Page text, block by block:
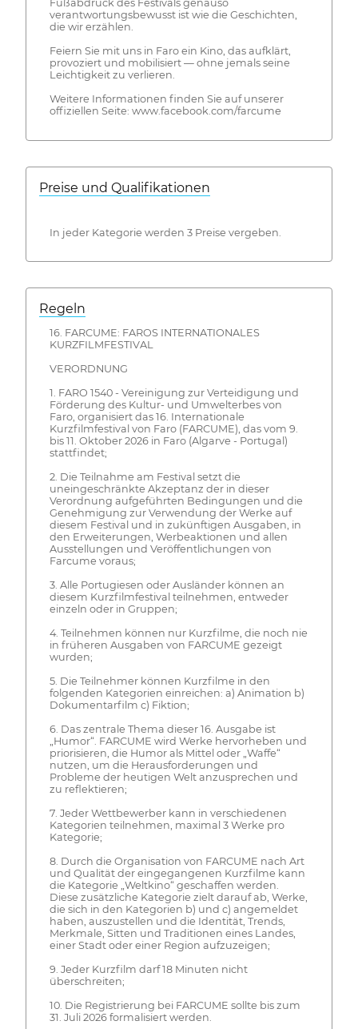
Fußabdruck des Festivals genauso
verantwortungsbewusst ist wie die Geschichten,
die wir erzählen.
Feiern Sie mit uns in Faro ein Kino, das aufklärt,
provoziert und mobilisiert — ohne jemals seine
Leichtigkeit zu verlieren.
Weitere Informationen finden Sie auf unserer
offiziellen Seite: www.facebook.com/farcume
Preise und Qualifikationen
In jeder Kategorie werden 3 Preise vergeben.
Regeln
16. FARCUME: FAROS INTERNATIONALES
KURZFILMFESTIVAL
VERORDNUNG
1. FARO 1540 - Vereinigung zur Verteidigung und
Förderung des Kultur- und Umwelterbes von
Faro, organisiert das 16. Internationale
Kurzfilmfestival von Faro (FARCUME), das vom 9.
bis 11. Oktober 2026 in Faro (Algarve - Portugal)
stattfindet;
2. Die Teilnahme am Festival setzt die
uneingeschränkte Akzeptanz der in dieser
Verordnung aufgeführten Bedingungen und die
Genehmigung zur Verwendung der Werke auf
diesem Festival und in zukünftigen Ausgaben, in
den Erweiterungen, Werbeaktionen und allen
Ausstellungen und Veröffentlichungen von
Farcume voraus;
3. Alle Portugiesen oder Ausländer können an
diesem Kurzfilmfestival teilnehmen, entweder
einzeln oder in Gruppen;
4. Teilnehmen können nur Kurzfilme, die noch nie
in früheren Ausgaben von FARCUME gezeigt
wurden;
5. Die Teilnehmer können Kurzfilme in den
folgenden Kategorien einreichen: a) Animation b)
Dokumentarfilm c) Fiktion;
6. Das zentrale Thema dieser 16. Ausgabe ist
„Humor“. FARCUME wird Werke hervorheben und
priorisieren, die Humor als Mittel oder „Waffe“
nutzen, um die Herausforderungen und
Probleme der heutigen Welt anzusprechen und
zu reflektieren;
7. Jeder Wettbewerber kann in verschiedenen
Kategorien teilnehmen, maximal 3 Werke pro
Kategorie;
8. Durch die Organisation von FARCUME nach Art
und Qualität der eingegangenen Kurzfilme kann
die Kategorie „Weltkino“ geschaffen werden.
Diese zusätzliche Kategorie zielt darauf ab, Werke,
die sich in den Kategorien b) und c) angemeldet
haben, auszustellen und die Identität, Trends,
Merkmale, Sitten und Traditionen eines Landes,
einer Stadt oder einer Region aufzuzeigen;
9. Jeder Kurzfilm darf 18 Minuten nicht
überschreiten;
10. Die Registrierung bei FARCUME sollte bis zum
31. Juli 2026 formalisiert werden.